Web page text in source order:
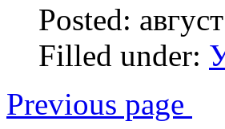
Posted:
Filled under:
Previous page